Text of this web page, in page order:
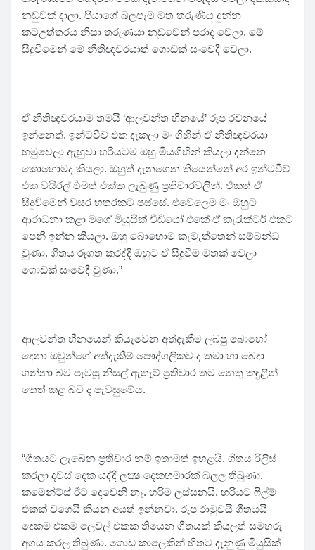
නඩුවක් දාලා. පියාගේ බලපෑම මත තරුණිය දුන්න
කටඋත්තරය නිසා තරුණයා නඩුවෙන් පරාද වෙලා. මේ
සිදුවීමෙන් මේ නීතිඥවරයාත් ගොඩක් සංවේදී වෙලා.
ඒ නීතිඥවරයාම තමයි ‘ආලවන්ත හීනයේ’ රූප රචනයේ
ඉන්නෙත්. ඉන්ටවීව් එක දැකලා මං ගිහින් ඒ නීතිඥවරයා
හමුවෙලා ඇහුවා හරියටම ඔහු මියගිහින් කියලා දන්නෙ
කොහොමද කියලා. ඔහුත් දැනගෙන තියෙන්නේ අර ඉන්ටවීව්
එක වයිරල් වීමත් එක්ක ලැබුණු ප්‍රතිචාරවලින්. ඒකත් ඒ
සිදුවීමෙන් වසර හතරකට පස්සේ. එවෙලෙම මං ඔහුට
ආරාධනා කළා මගේ මියුසික් වීඩියෝ එකේ ඒ කැරැක්ටර් එකට
පෙනී ඉන්න කියලා. ඔහු බොහොම කැමැත්තෙන් සම්බන්ධ
වුණා. ගීතය රූගත කරද්දි ඔහුට ඒ සිදුවීම් මතක් වෙලා
ගොඩක් සංවේදී වුණා.”
ආලවන්ත හීනයෙන් කියැවෙන අත්දැකීම ලබපු බොහෝ
දෙනා ඔවුන්ගේ අත්දැකීම් පෞද්ගලිකව ද තමා හා බෙදා
ගන්නා බව පැවසූ නිසල් ඇතැම් ප්‍රතිචාර තම නෙතු කඳුළින්
තෙත් කළ බව ද පැවසුවේය.
“ගීතයට ලැබෙන ප්‍රතිචාර නම් ඉතාමත් ඉහළයි. ගීතය රිලීස්
කරලා දවස් දෙක යද්දි ලක්‍ෂ දෙකහමාරක් බලල තිබුණා.
කමෙන්ට්ස් ඊට දෙවෙනි නෑ. හරිම ලස්සනයි. හරියට ෆිල්ම්
එකක් වගෙයි කියන අයත් ඉන්නවා. රූප රාමුවයි ගීතයයි
දෙකම එකම ලෙවල් එකක තියෙන ගීතයක් කියලත් සමහරු
අගය කරල තිබුණා. ගොඩ කාලෙකින් හිතට දැනුණු මියුසික්